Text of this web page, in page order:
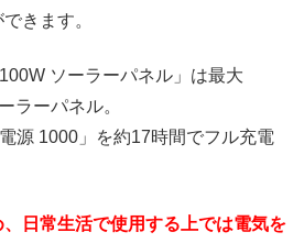
きます。
ソーラーパネル」は最大
ラーパネル。
源 1000」を約17時間でフル充電
日常生活で使用する上では電気を